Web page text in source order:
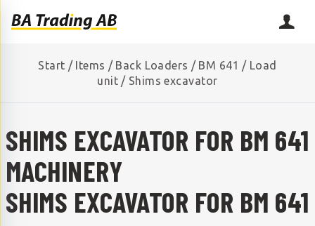
Start / Items / Back Loaders / BM 641 / Load
unit / Shims excavator
SHIMS EXCAVATOR FOR BM 641
MACHINERY
SHIMS EXCAVATOR FOR BM 641